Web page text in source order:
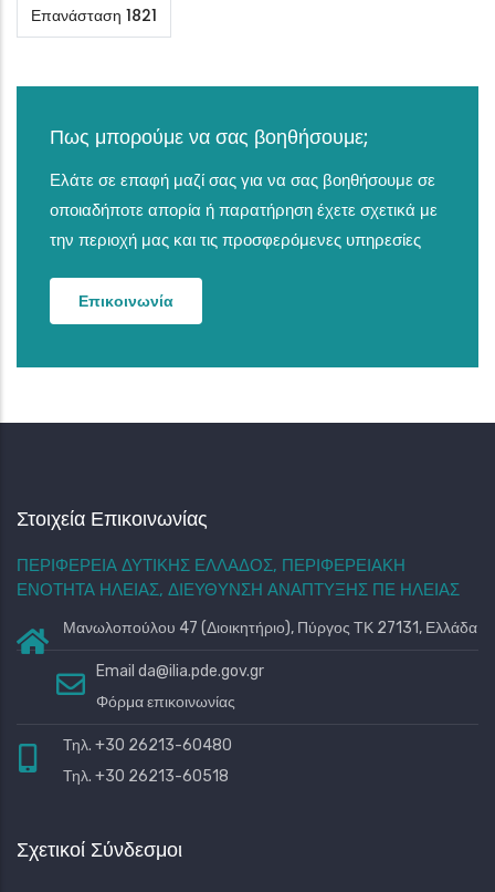
Επανάσταση 1821
Πως μπορούμε να σας βοηθήσουμε;
Ελάτε σε επαφή μαζί σας για να σας βοηθήσουμε σε
οποιαδήποτε απορία ή παρατήρηση έχετε σχετικά με
την περιοχή μας και τις προσφερόμενες υπηρεσίες
Επικοινωνία
Στοιχεία Επικοινωνίας
ΠΕΡΙΦΕΡΕΙΑ ΔΥΤΙΚΗΣ ΕΛΛΑΔΟΣ, ΠΕΡΙΦΕΡΕΙΑΚΗ
ΕΝΟΤΗΤΑ ΗΛΕΙΑΣ, ΔΙΕΥΘΥΝΣΗ ΑΝΑΠΤΥΞΗΣ ΠΕ ΗΛΕΙΑΣ
Μανωλοπούλου 47 (Διοικητήριο), Πύργος ΤΚ 27131, Ελλάδα
Email da@ilia.pde.gov.gr
Φόρμα επικοινωνίας
Τηλ. +30 26213-60480
Τηλ. +30 26213-60518
Σχετικοί Σύνδεσμοι